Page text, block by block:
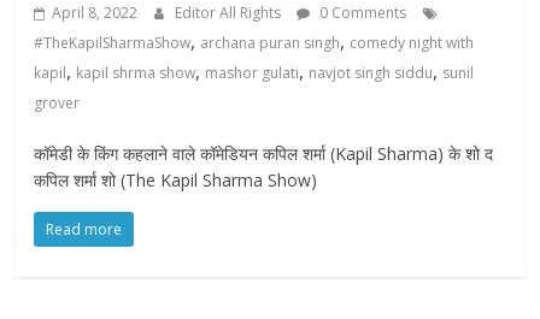
April 8, 2022 Editor All Rights
0 Comments
#TheKapilSharmaShow, archana puran singh, comedy night with
kapil, kapil shrma show, mashor gulati, navjot singh siddu, sunil
grover
कॉमेडी के किंग कहलाने वाले कॉमेडियन कपिल शर्मा (Kapil Sharma) के शो द
कपिल शर्मा शो (The Kapil Sharma Show)
Read more